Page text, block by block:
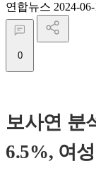
연합뉴스 2024-
0
보사연 분
6.5%, 여